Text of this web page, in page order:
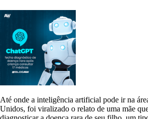
Até onde a inteligência artificial pode ir na
Unidos, foi viralizado o relato de uma mãe